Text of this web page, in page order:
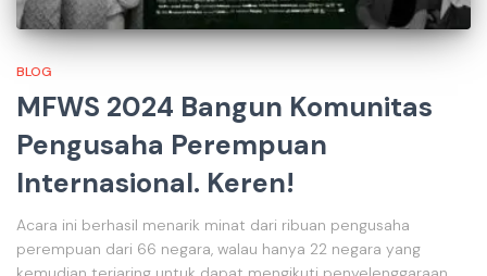
BLOG
MFWS 2024 Bangun Komunitas
Pengusaha Perempuan
Internasional. Keren!
Acara ini berhasil menarik minat dari ribuan pengusaha
perempuan dari 66 negara, walau hanya 22 negara yang